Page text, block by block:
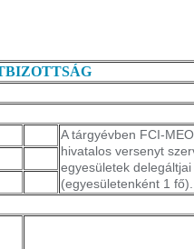
A tárgyévben FCI-
hivatalos versenyt
egyesületek delegáltjai
(egyesületenként 1 fő).